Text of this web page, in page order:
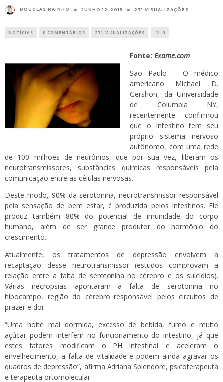
DOUGLAS RAINHO JUNHO 12, 2015 271 VISUALIZAÇÕES
NOTÍCIAS 0 COMENTÁRIOS 271 VISUALIZAÇÕES 0
Fonte: Exame.com
São Paulo – O médico
americano Michael D.
Gershon, da Universidade
de Columbia NY,
recentemente confirmou
que o intestino tem seu
próprio sistema nervoso
autônomo, com uma rede
de 100 milhões de neurônios, que por sua vez, liberam os
neurotransmissores, substâncias químicas responsáveis pela
comunicação entre as células nervosas.
Deste modo, 90% da serotonina, neurotransmissor responsável
pela sensação de bem estar, é produzida pelos intestinos. Ele
produz também 80% do potencial de imunidade do corpo
humano, além de ser grande produtor do hormônio do
crescimento.
Atualmente, os tratamentos de depressão envolvem a
recaptação desse neurotransmissor (estudos comprovam a
relação entre a falta de serotonina no cérebro e os suicídios).
Várias necropsias apontaram a falta de serotonina no
hipocampo, região do cérebro responsável pelos circuitos de
prazer e dor.
“Uma noite mal dormida, excesso de bebida, fumo e muito
açúcar podem interferir no funcionamento do intestino, já que
estes fatores modificam o PH intestinal e aceleram o
envelhecimento, a falta de vitalidade e podem ainda agravar os
quadros de depressão”, afirma Adriana Splendore, psicoterapeuta
e terapeuta ortomolecular.